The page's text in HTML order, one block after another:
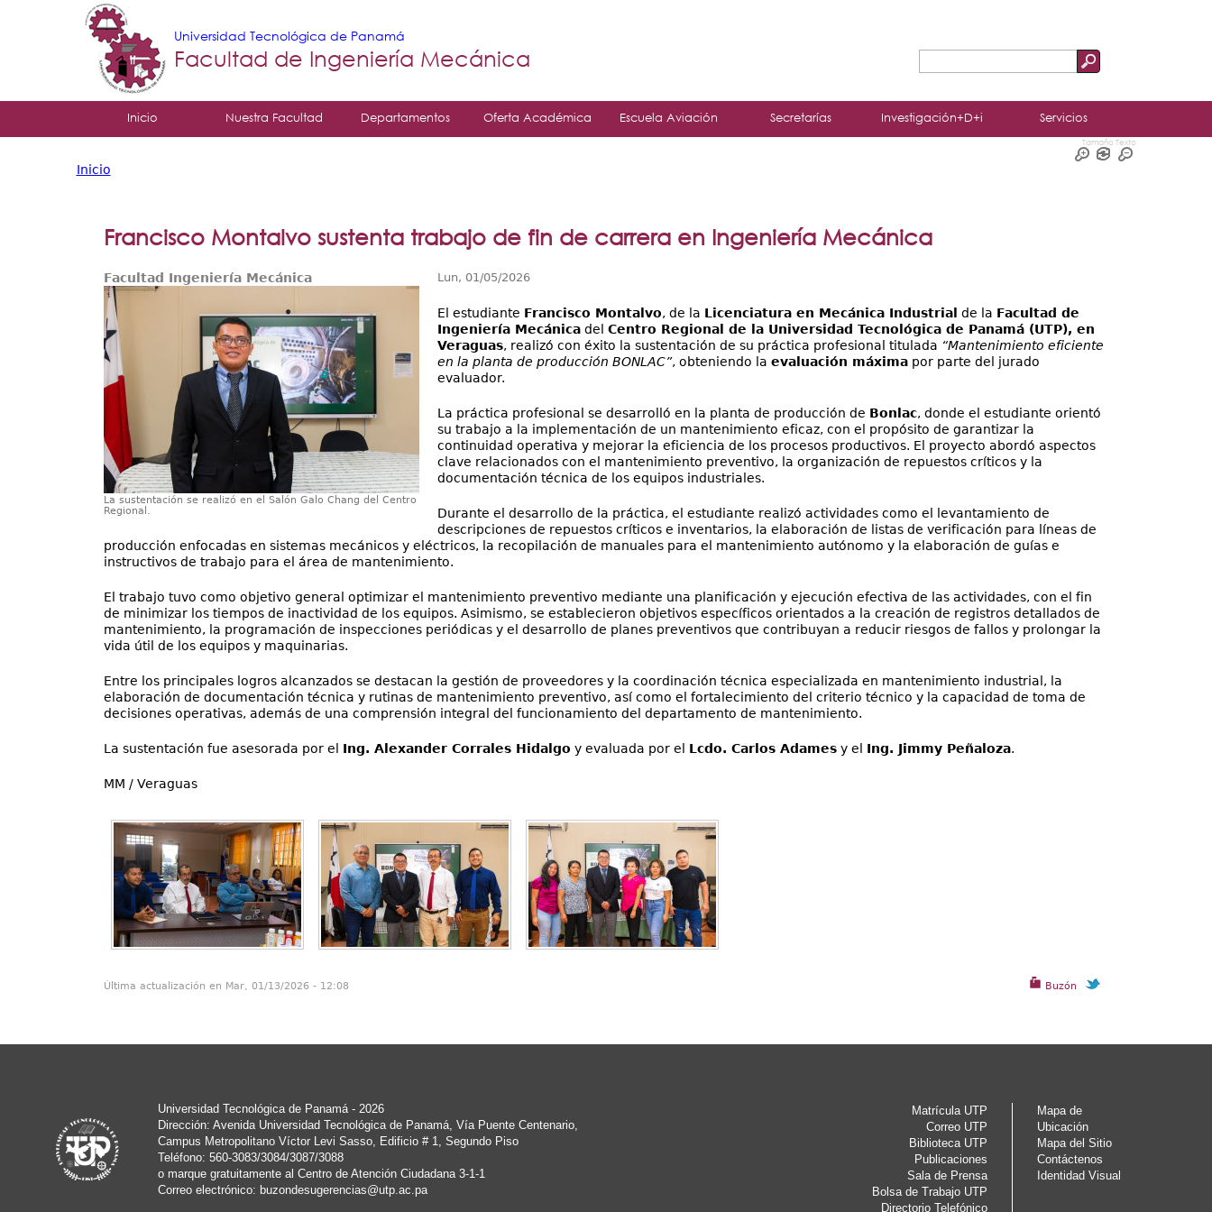
de
Universidad Tecnológica de Panamá
Facultad de Ingeniería Mecánica
Tropical
Principal
Inicio Nuestra Facultad Departamentos Oferta Académica Escuela Aviación Secretarías Investigación+D+i Servicios
Tamaño Texto
está
Inicio
Francisco Montalvo sustenta trabajo de fin de carrera en Ingeniería Mecánica
Facultad Ingeniería Mecánica
La sustentación se realizó en el Salón Galo Chang del Centro
Regional.
Lun, 01/05/2026
El estudiante Francisco Montalvo, de la Licenciatura en Mecánica Industrial de la Facultad de
Ingeniería Mecánicadel Centro Regional de la Universidad Tecnológica de Panamá (UTP), en
Veraguas, realizó con éxito la sustentación de su práctica profesional titulada “Mantenimiento eficiente
en la planta de producción BONLAC”, obteniendo la evaluación máximapor parte del jurado
evaluador.
La práctica profesional se desarrolló en la planta de producción de Bonlac, donde el estudiante orientó
su trabajo a la implementación de un mantenimiento eficaz, con el propósito de garantizar la
continuidad operativa y mejorar la eficiencia de los procesos productivos. El proyecto abordó aspectos
clave relacionados con el mantenimiento preventivo, la organización de repuestos críticos y la
documentación técnica de los equipos industriales.
Durante el desarrollo de la práctica, el estudiante realizó actividades como el levantamiento de
descripciones de repuestos críticos e inventarios, la elaboración de listas de verificación para líneas de
producción enfocadas en sistemas mecánicos y eléctricos, la recopilación de manuales para el mantenimiento autónomo y la elaboración de guías e
instructivos de trabajo para el área de mantenimiento.
El trabajo tuvo como objetivo general optimizar el mantenimiento preventivo mediante una planificación y ejecución efectiva de las actividades, con el fin
de minimizar los tiempos de inactividad de los equipos. Asimismo, se establecieron objetivos específicos orientados a la creación de registros detallados de
mantenimiento, la programación de inspecciones periódicas y el desarrollo de planes preventivos que contribuyan a reducir riesgos de fallos y prolongar la
vida útil de los equipos y maquinarias.
Entre los principales logros alcanzados se destacan la gestión de proveedores y la coordinación técnica especializada en mantenimiento industrial, la
elaboración de documentación técnica y rutinas de mantenimiento preventivo, así como el fortalecimiento del criterio técnico y la capacidad de toma de
decisiones operativas, además de una comprensión integral del funcionamiento del departamento de mantenimiento.
La sustentación fue asesorada por el Ing. Alexander Corrales Hidalgo y evaluada por el Lcdo. Carlos Adamesy el Ing. Jimmy Peñaloza.
MM / Veraguas
Buzón
Última actualización en Mar, 01/13/2026 - 12:08
Universidad Tecnológica de Panamá - 2026
Dirección: Avenida Universidad Tecnológica de Panamá, Vía Puente Centenario,
Campus Metropolitano Víctor Levi Sasso, Edificio # 1, Segundo Piso
Teléfono: 560-3083/3084/3087/3088
o marque gratuitamente al Centro de Atención Ciudadana 3-1-1
Correo electrónico: buzondesugerencias@utp.ac.pa
Matrícula UTP
Correo UTP
Biblioteca UTP
Publicaciones
Sala de Prensa
Bolsa de Trabajo UTP
Directorio Telefónico
Mapa de
Ubicación
Mapa del Sitio
Contáctenos
Identidad Visual